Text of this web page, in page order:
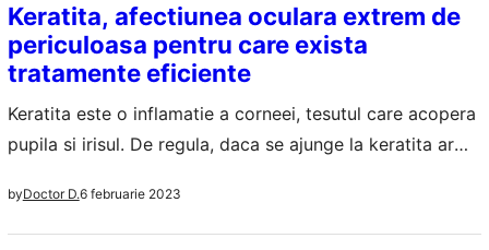
Keratita, afectiunea oculara extrem de
periculoasa pentru care exista
tratamente eficiente
Keratita este o inflamatie a corneei, tesutul care acopera
pupila si irisul. De regula, daca se ajunge la keratita ar
infectie, keratita este datorata unor corpuri straine din
ochi sau fi provocata de purtarea lentilelor de contact
byDoctor D.6 februarie 2023